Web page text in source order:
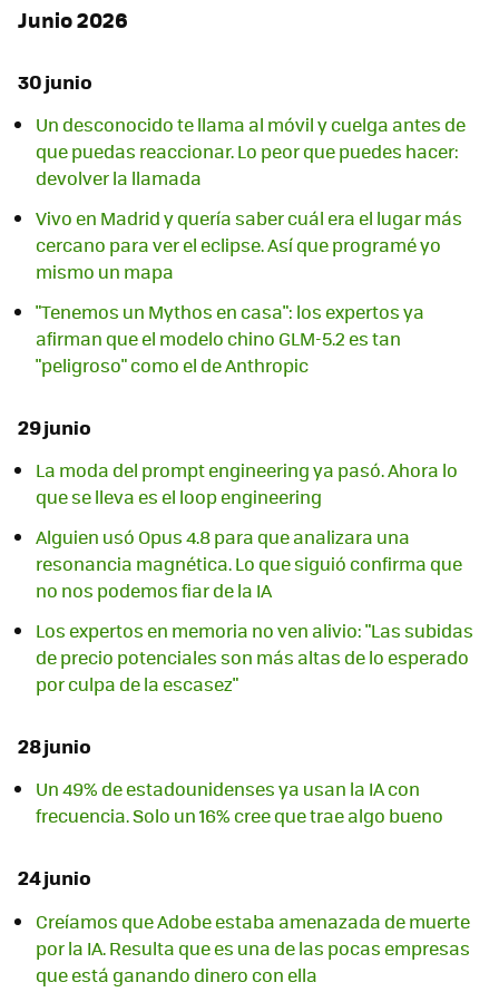
Junio 2026
30 junio
Un desconocido te llama al móvil y cuelga antes de
que puedas reaccionar. Lo peor que puedes hacer:
devolver la llamada
Vivo en Madrid y quería saber cuál era el lugar más
cercano para ver el eclipse. Así que programé yo
mismo un mapa
"Tenemos un Mythos en casa": los expertos ya
afirman que el modelo chino GLM-5.2 es tan
"peligroso" como el de Anthropic
29 junio
La moda del prompt engineering ya pasó. Ahora lo
que se lleva es el loop engineering
Alguien usó Opus 4.8 para que analizara una
resonancia magnética. Lo que siguió confirma que
no nos podemos fiar de la IA
Los expertos en memoria no ven alivio: "Las subidas
de precio potenciales son más altas de lo esperado
por culpa de la escasez"
28 junio
Un 49% de estadounidenses ya usan la IA con
frecuencia. Solo un 16% cree que trae algo bueno
24 junio
Creíamos que Adobe estaba amenazada de muerte
por la IA. Resulta que es una de las pocas empresas
que está ganando dinero con ella